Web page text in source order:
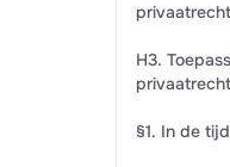
H3.
§1. In de